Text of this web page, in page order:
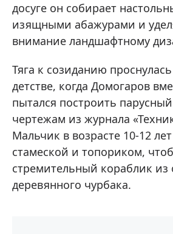
досуге он собирает
изящными абажурами и
внимание ландшафтному
Тяга к созиданию
детстве, когда Домогаров
пытался построить
чертежам из журнала
Мальчик в возрасте 10-12
стамеской и топориком,
стремительный кораблик из
деревянного чурбака.